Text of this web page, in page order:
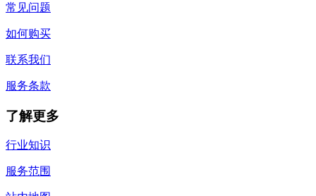
常见问题
如何购买
联系我们
服务条款
了解更多
行业知识
服务范围